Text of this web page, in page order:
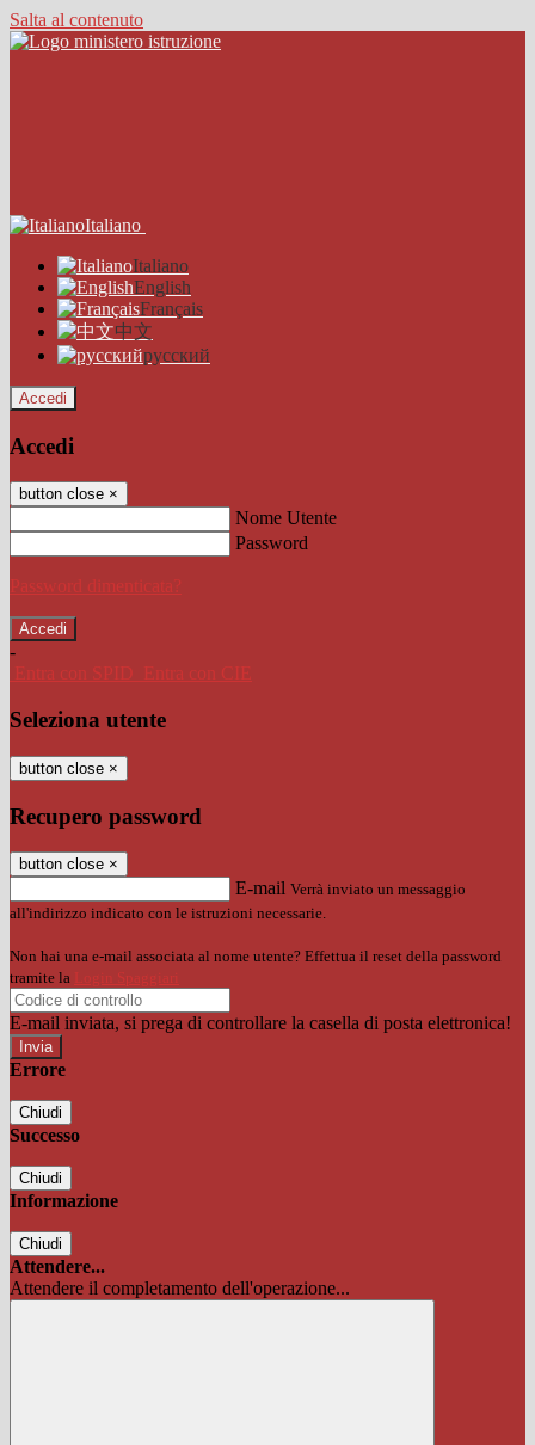
Salta al contenuto
Italiano
Italiano
English
Français
中文
русский
Accedi
Accedi
button close ×
Nome Utente
Password
Password dimenticata?
-
Entra con SPID
Entra con CIE
Seleziona utente
button close ×
Recupero password
button close ×
E-mail Verrà inviato un messaggio
all'indirizzo indicato con le istruzioni necessarie.
Non hai una e-mail associata al nome utente? Effettua il reset della password
tramite la Login Spaggiari
E-mail inviata, si prega di controllare la casella di posta elettronica!
Errore
Chiudi
Successo
Chiudi
Informazione
Chiudi
Attendere...
Attendere il completamento dell'operazione...